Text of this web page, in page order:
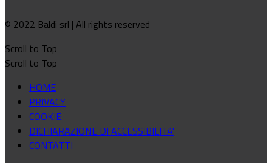
© 2022 Baldi srl | All rights reserved
Scroll to Top
Scroll to Top
HOME
PRIVACY
COOKIE
DICHIARAZIONE DI ACCESSIBILITA'
CONTATTI